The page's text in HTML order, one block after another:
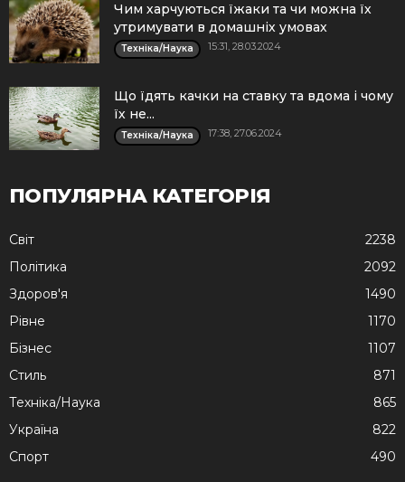
Чим харчуються їжаки та чи можна їх
утримувати в домашніх умовах
Техніка/Наука 15:31, 28.03.2024
Що їдять качки на ставку та вдома і чому
їх не...
Техніка/Наука 17:38, 27.06.2024
ПОПУЛЯРНА КАТЕГОРІЯ
Cвіт
2238
Політика
2092
Здоров'я
1490
Рівне
1170
Бізнес
1107
Стиль
871
Техніка/Наука
865
Україна
822
Спорт
490